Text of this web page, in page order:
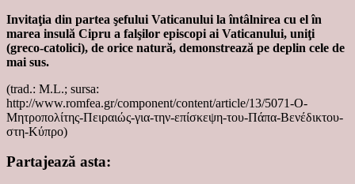
Invitaţia din partea şefului Vaticanului la întâlnirea cu el în
marea insulă Cipru a falşilor episcopi ai Vaticanului, uniţi
(greco-catolici), de orice natură, demonstrează pe deplin cele de
mai sus.
(trad.: M.L.; sursa:
http://www.romfea.gr/component/content/article/13/5071-Ο-
Μητροπολίτης-Πειραιώς-για-την-επίσκεψη-του-Πάπα-Βενέδικτου-
στη-Κύπρο)
Partajează asta: